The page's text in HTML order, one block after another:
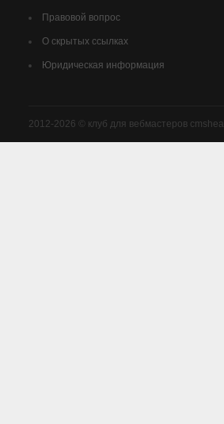
Правовой вопрос
О скрытых ссылках
Юридическая информация
2012-2026 © клуб для вебмастеров